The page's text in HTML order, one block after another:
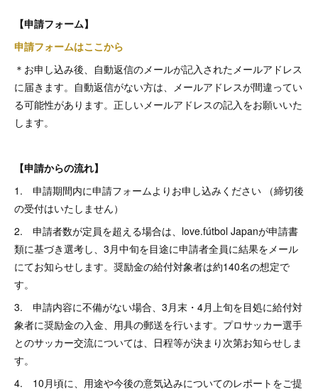
【申請フォーム】
申請フォームはここから
＊お申し込み後、自動返信のメールが記入されたメールアドレス
に届きます。自動返信がない方は、メールアドレスが間違ってい
る可能性があります。正しいメールアドレスの記入をお願いいた
します。
【申請からの流れ】
1. 申請期間内に申請フォームよりお申し込みください （締切後
の受付はいたしません）
2. 申請者数が定員を超える場合は、love.fútbol Japanが申請書
類に基づき選考し、3月中旬を目途に申請者全員に結果をメール
にてお知らせします。奨励金の給付対象者は約140名の想定で
す。
3. 申請内容に不備がない場合、3月末・4月上旬を目処に給付対
象者に奨励金の入金、用具の郵送を行います。プロサッカー選手
とのサッカー交流については、日程等が決まり次第お知らせしま
す。
4. 10月頃に、用途や今後の意気込みについてのレポートをご提